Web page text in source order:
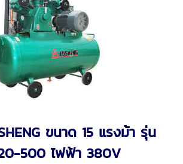
ขนาด 15 แรงม้า รุ่น
500 ไฟฟ้า 380V